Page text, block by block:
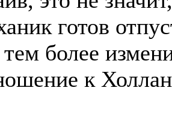
готов
более
к